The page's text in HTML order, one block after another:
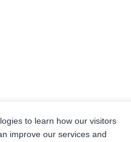
to learn how our visitors
improve our services and